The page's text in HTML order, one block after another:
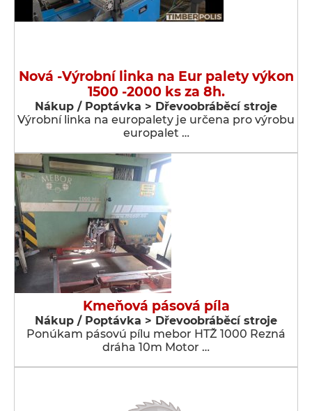
Nová -Výrobní linka na Eur palety výkon
1500 -2000 ks za 8h.
Nákup / Poptávka > Dřevoobráběcí stroje
Výrobní linka na europalety je určena pro výrobu
europalet …
Kmeňová pásová píla
Nákup / Poptávka > Dřevoobráběcí stroje
Ponúkam pásovú pílu mebor HTŽ 1000 Rezná
dráha 10m Motor …